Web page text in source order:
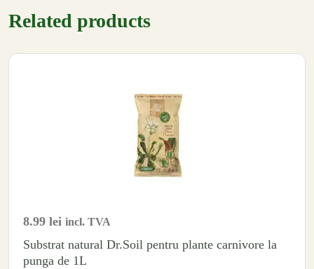
Related products
8.99 lei incl. TVA
Substrat natural Dr.Soil pentru plante carnivore la
punga de 1L